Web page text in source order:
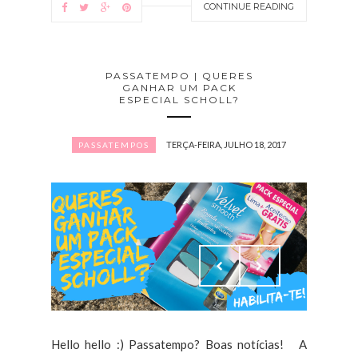
CONTINUE READING
PASSATEMPO | QUERES
GANHAR UM PACK
ESPECIAL SCHOLL?
PASSATEMPOS TERÇA-FEIRA, JULHO 18, 2017
Hello hello :) Passatempo? Boas notícias! A